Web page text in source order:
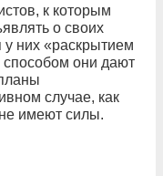
к которым
о своих
у них «раскрытием
способом они дают
случае, как
имеют силы.